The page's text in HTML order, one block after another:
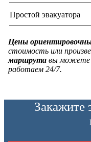
Простой эвакуатора
Цены
стоимость или
маршрутавы можете
работаем 24/7.
Закажите